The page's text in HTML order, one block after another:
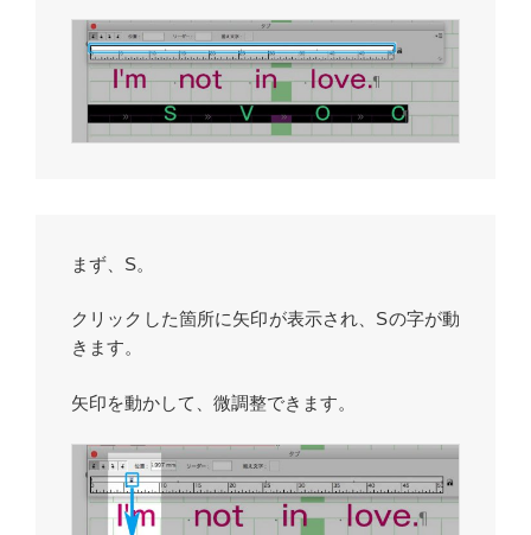
まず、S。
クリックした箇所に矢印が表示され、Sの字が動
きます。
矢印を動かして、微調整できます。